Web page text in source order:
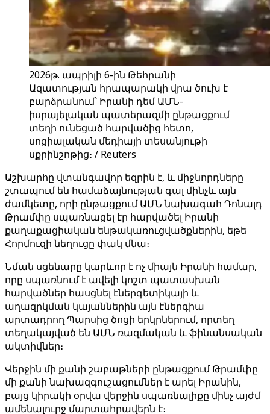
2026թ. ապրիլի 6-ին Թեհրանի
Ազատության հրապարակի վրա ծուխ է
բարձրանում՝ Իրանի դեմ ԱՄՆ-
իսրայելական պատերազմի ընթացքում
տեղի ունեցած հարվածից հետո,
սոցիալական մեդիայի տեսանյութի
սքրինշոթից։ / Reuters
Աշխարհը վտանգավոր եզրին է, և միջնորդները
շտապում են համաձայնության գալ մինչև այն
ժամկետը, որի ընթացքում ԱՄՆ նախագահ Դոնալդ
Թրամփը սպառնացել էր հարվածել Իրանի
քաղաքացիական ենթակառուցվածքներին, եթե
Հորմուզի նեղուցը փակ մնա։
Նման սցենարը կարևոր է ոչ միայն Իրանի համար,
որը սպառնում է ավելի կոշտ պատասխան
հարվածներ հասցնել էներգետիկայի և
աղազրկման կայաններին այն էներգիա
արտադրող Պարսից ծոցի երկրներում, որտեղ
տեղակայված են ԱՄՆ ռազմական և ֆինանսական
ակտիվներ։
Վերջին մի քանի շաբաթների ընթացքում Թրամփը
մի քանի նախազգուշացումներ է արել Իրանին,
բայց կիրակի օրվա վերջին սպառնալիքը մինչ այժմ
ամենալուրջ մարտահրավերն է։